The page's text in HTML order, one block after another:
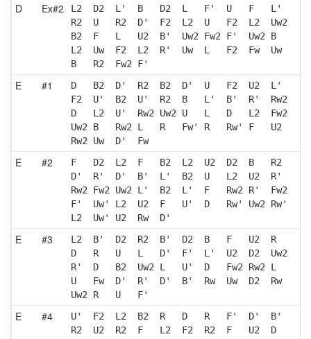
D Ex#2
L2  D2  L'  B   D2  L   F'  U   F   L'
R2  U   R2  D'  F2  L2  U   F2  L2  Uw2
B2  F   L   U2  B'  Uw2 Fw2 F'  Uw2 B
L2  Uw  F2  L2  R'  Uw  L   F2  Fw  Uw
B   R2  Fw2 F'
E #1
D   B2  D'  R2  B2  D'  U   F2  U2  L'
F2  U'  B2  U'  R2  B   L'  B'  R'  Rw2
D   L2  U'  Rw2 Uw2 U   L   D   L2  Fw2
Uw2 B   Rw2 L   R   Fw' R   Rw' F   U2
Rw2 Uw  D'  Fw
E #2
F   D2  L2  F   B2  L2  U2  D2  B   R2
D'  R'  D'  B'  L'  B2  U   L2  U2  R'
Rw2 Fw2 Uw2 L'  B2  L'  F   Rw2 R'  Fw2
F'  Uw' L2  U2  F   U'  D   Rw' Uw2 Rw'
L2  Uw' U2  Rw  D'
E #3
L2  B'  D2  R2  B'  D2  B   F   U2  R
D   R   U   L   D'  F'  L'  U2  D2  Uw2
R'  D   B2  Uw2 L   U'  D   Fw2 Rw2 L
U   Fw  D'  R'  D'  B'  Rw  Uw  D2  Rw
Uw2 R   U   F'
E #4
U'  F2  L2  B2  R   D   R   F'  D'  B'
R2  U2  R2  F   L2  F2  R2  F   U2  D